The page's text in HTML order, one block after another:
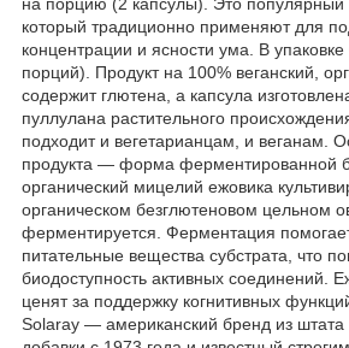
который традиционно применяют для
концентрации и ясности ума. В
порций). Продукт на 100% веганский,
содержит глютена, а капсула
пуллулана растительного
подходит и вегетарианцам, и веганам.
продукта — форма ферментированной
органический мицелий ежовика
органическом безглютеновом цельном
ферментируется. Ферментация
питательные вещества субстрата, что
биодоступность активных соединений.
ценят за поддержку когнитивных
Solaray — американский бренд из